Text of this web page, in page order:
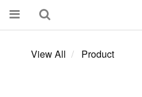
View All Product